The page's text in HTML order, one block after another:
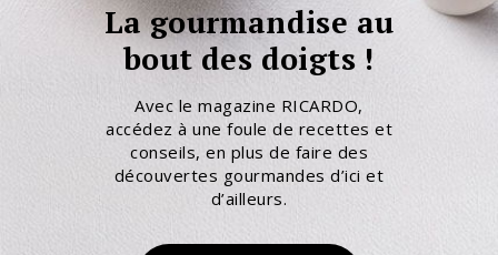
La gourmandise au
bout des doigts !
Avec le magazine RICARDO,
accédez à une foule de recettes et
conseils, en plus de faire des
découvertes gourmandes d’ici et
d’ailleurs.